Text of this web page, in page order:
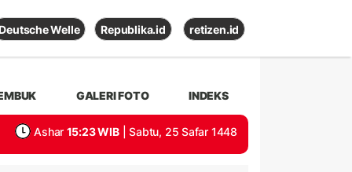
Deutsche Welle Republika.id retizen.id
GALERI FOTO INDEKS
Ashar 15:23 WIB | Sabtu, 25 Safar 1448